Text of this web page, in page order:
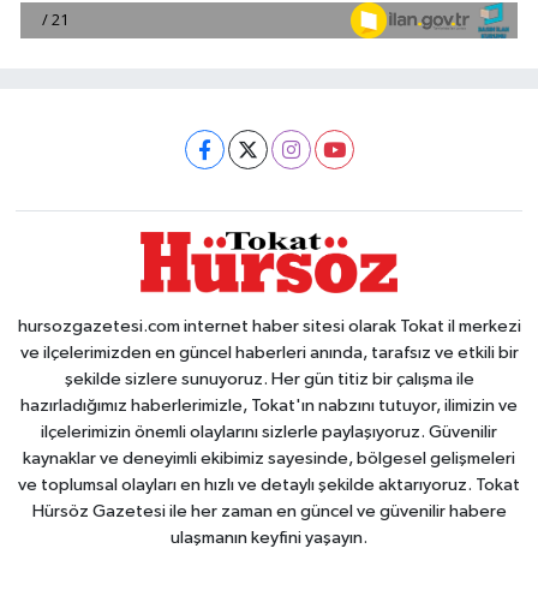
hursozgazetesi.com internet haber sitesi olarak Tokat il merkezi
ve ilçelerimizden en güncel haberleri anında, tarafsız ve etkili bir
şekilde sizlere sunuyoruz. Her gün titiz bir çalışma ile
hazırladığımız haberlerimizle, Tokat'ın nabzını tutuyor, ilimizin ve
ilçelerimizin önemli olaylarını sizlerle paylaşıyoruz. Güvenilir
kaynaklar ve deneyimli ekibimiz sayesinde, bölgesel gelişmeleri
ve toplumsal olayları en hızlı ve detaylı şekilde aktarıyoruz. Tokat
Hürsöz Gazetesi ile her zaman en güncel ve güvenilir habere
ulaşmanın keyfini yaşayın.